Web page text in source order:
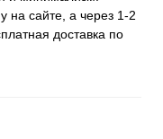
на сайте, а через 1-2
доставка по